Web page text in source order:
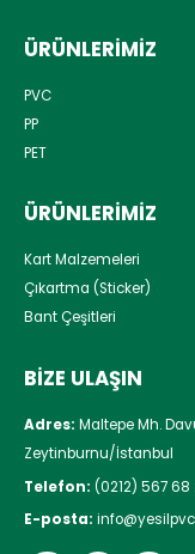
ÜRÜNLERIMIZ
PVC
PP
PET
ÜRÜNLERIMIZ
Kart Malzemeleri
Çıkartma (Sticker)
Bant Çeşitleri
BIZE ULAŞIN
Adres: Maltepe Mh.
Zeytinburnu/İstanbul
Telefon: (0212) 567 68
E-posta: